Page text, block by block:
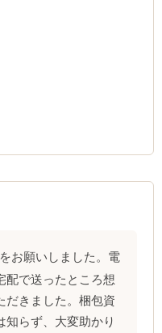
お願いしました。電
配で送ったところ想
だきました。梱包資
知らず、大変助かり